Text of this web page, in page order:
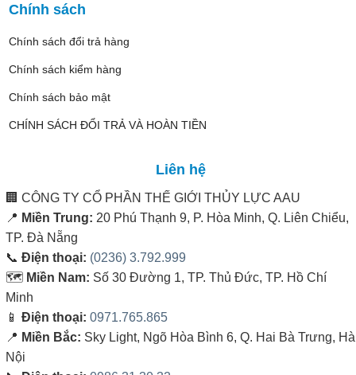
Chính sách
Chính sách đổi trả hàng
Chính sách kiểm hàng
Chính sách bảo mật
CHÍNH SÁCH ĐỔI TRẢ VÀ HOÀN TIỀN
Liên hệ
🏢 CÔNG TY CỔ PHẦN THẾ GIỚI THỦY LỰC AAU
📍 Miền Trung: 20 Phú Thạnh 9, P. Hòa Minh, Q. Liên Chiểu,
TP. Đà Nẵng
📞 Điện thoại: (0236) 3.792.999
🗺️ Miền Nam: Số 30 Đường 1, TP. Thủ Đức, TP. Hồ Chí
Minh
📱 Điện thoại: 0971.765.865
📍 Miền Bắc: Sky Light, Ngõ Hòa Bình 6, Q. Hai Bà Trưng, Hà
Nội